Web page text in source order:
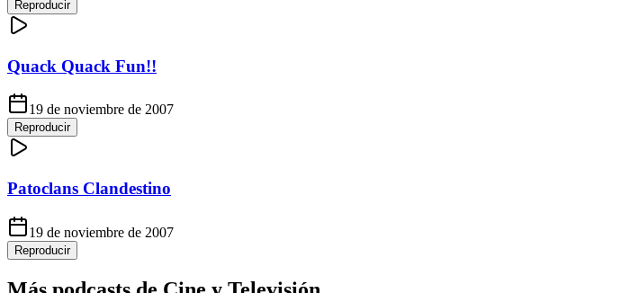
Reproducir
Quack Quack Fun!!
19 de noviembre de 2007
Reproducir
Patoclans Clandestino
19 de noviembre de 2007
Reproducir